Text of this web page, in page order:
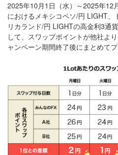
2025年10月1日（水）～2025年12
におけるメキシコペソ/円 LIGHT
リカランド/円 LIGHTの高金利3通
して、スワップポイントが他社よ
ャンペーン期間終了後にまとめて